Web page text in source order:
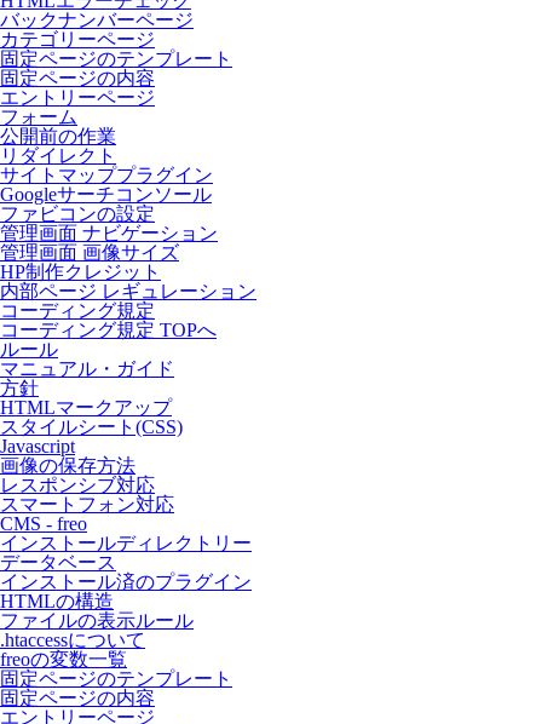
バックナンバーページ
カテゴリーページ
固定ページのテンプレート
固定ページの内容
エントリーページ
フォーム
公開前の作業
リダイレクト
サイトマッププラグイン
Googleサーチコンソール
ファビコンの設定
管理画面 ナビゲーション
管理画面 画像サイズ
HP制作クレジット
内部ページ レギュレーション
コーディング規定
コーディング規定 TOPへ
ルール
マニュアル・ガイド
方針
HTMLマークアップ
スタイルシート(CSS)
Javascript
画像の保存方法
レスポンシブ対応
スマートフォン対応
CMS - freo
インストールディレクトリー
データベース
インストール済のプラグイン
HTMLの構造
ファイルの表示ルール
.htaccessについて
freoの変数一覧
固定ページのテンプレート
固定ページの内容
エントリーページ